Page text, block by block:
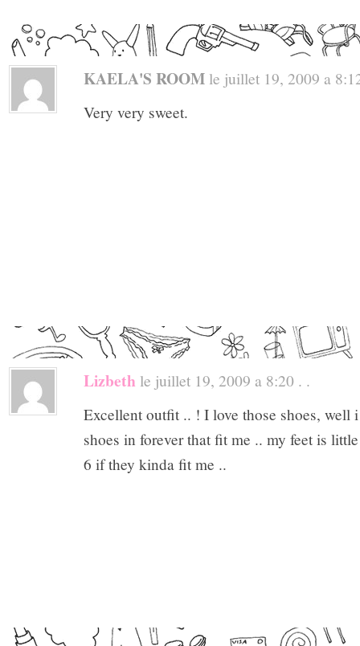
KAELA'S ROOM le juillet 19, 2009 a
Very very sweet.
Lizbeth le juillet 19, 2009 a 8:20 . .
Excellent outfit .. ! I love those shoes, well
shoes in forever that fit me .. my feet is
6 if they kinda fit me ..